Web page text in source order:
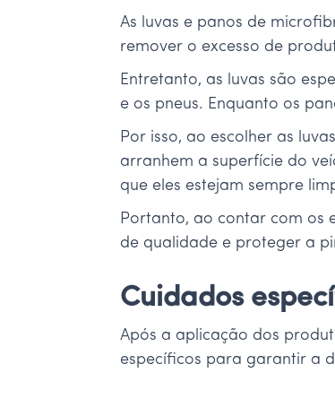
As luvas e panos de
remover o excesso de
Entretanto, as luvas são
e os pneus. Enquanto os
Por isso, ao escolher as
arranhem a superfície do
que eles estejam sempre
Portanto, ao contar com os
de qualidade e proteger a
Cuidados
Após a aplicação dos
específicos para garantir a